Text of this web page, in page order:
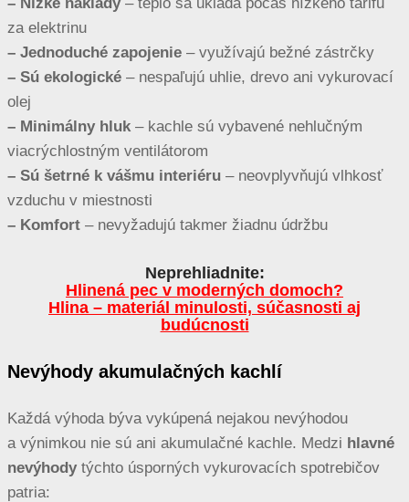
za elektrinu
– Jednoduché zapojenie – využívajú bežné zástrčky
– Sú ekologické – nespaľujú uhlie, drevo ani vykurovací
olej
– Minimálny hluk– kachle sú vybavené nehlučným
viacrýchlostným ventilátorom
– Sú šetrné k vášmu interiéru – neovplyvňujú vlhkosť
vzduchu v miestnosti
– Komfort – nevyžadujú takmer žiadnu údržbu
Neprehliadnite:
Hlinená pec v moderných domoch?
Hlina – materiál minulosti, súčasnosti aj
budúcnosti
Nevýhody akumulačných kachlí
Každá výhoda býva vykúpená nejakou nevýhodou
a výnimkou nie sú ani akumulačné kachle. Medzi hlavné
nevýhodytýchto úsporných vykurovacích spotrebičov
patria: